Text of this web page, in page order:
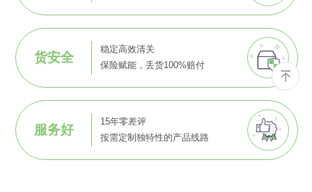
货安全
稳定高效清关
保险赋能，丢货100%赔付
服务好
15年零差评
按需定制独特性的产品线路